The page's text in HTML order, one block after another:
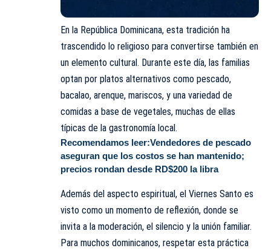
En la República Dominicana, esta tradición ha
trascendido lo religioso para convertirse también en
un elemento cultural. Durante este día, las familias
optan por platos alternativos como pescado,
bacalao, arenque, mariscos, y una variedad de
comidas a base de vegetales, muchas de ellas
típicas de la gastronomía local.
Recomendamos leer:Vendedores de pescado
aseguran que los costos se han mantenido;
precios rondan desde RD$200 la libra
Además del aspecto espiritual, el Viernes Santo es
visto como un momento de reflexión, donde se
invita a la moderación, el silencio y la unión familiar.
Para muchos dominicanos, respetar esta práctica